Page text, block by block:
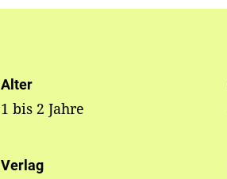
Alter
1 bis 2 Jahre
Verlag